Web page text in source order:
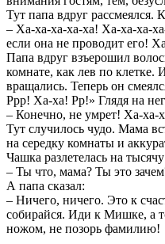
Тут папа вдруг рассмеялся.
– Ха-ха-ха-ха-ха! Ха-ха-ха-
если она не проводит его!
Папа вдруг взъерошил
комнате, как лев по клетке.
вращались. Теперь он
Ррр! Ха-ха! Рр!» Глядя на
– Конечно, не умрет! Ха-ха-
Тут случилось чудо. Мама
на середку комнаты и
Чашка разлетелась на
– Ты что, мама? Ты это
А папа сказал:
– Ничего, ничего. Это к
собирайся. Иди к Мишке, а
ножом, не позорь фамилию!